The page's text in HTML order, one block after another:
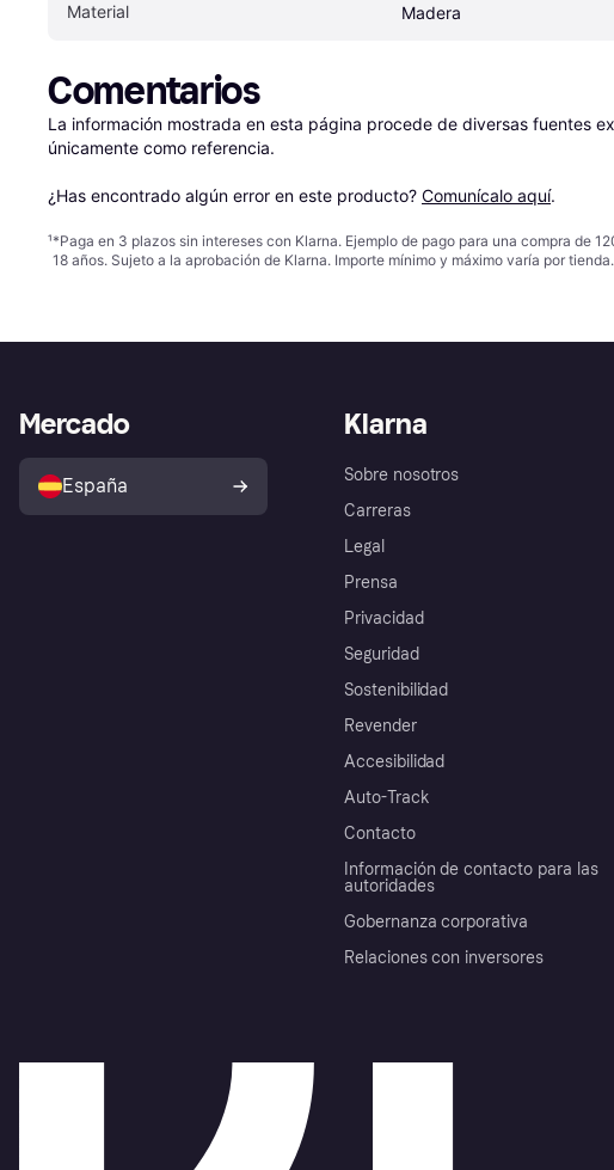
Material Madera
Comentarios
La información mostrada en esta página procede de diversas fuentes
únicamente como referencia.
¿Has encontrado algún error en este producto? Comunícalo aquí.
¹*Paga en 3 plazos sin intereses con Klarna. Ejemplo de pago para una compra de
18 años. Sujeto a la aprobación de Klarna. Importe mínimo y máximo varía por
Klarna
Sobre nosotros
Carreras
Legal
Prensa
Privacidad
Seguridad
Sostenibilidad
Revender
Accesibilidad
Auto-Track
Contacto
Información de contacto para las
autoridades
Gobernanza corporativa
Relaciones con inversores
Mercado
España